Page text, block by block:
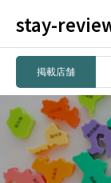
stay-
掲載店舗